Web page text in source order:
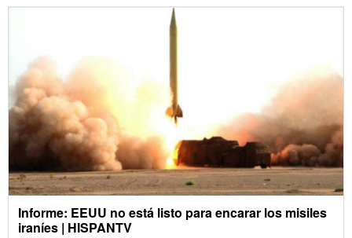
Informe: EEUU no está listo para encarar los misiles
iraníes | HISPANTV